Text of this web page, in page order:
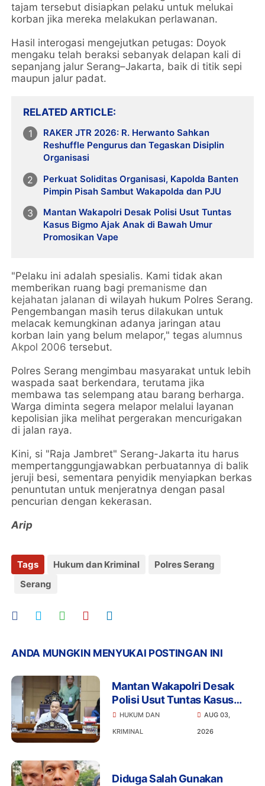
tajam tersebut disiapkan pelaku untuk melukai
korban jika mereka melakukan perlawanan.
Hasil interogasi mengejutkan petugas: Doyok
mengaku telah beraksi sebanyak delapan kali di
sepanjang jalur Serang–Jakarta, baik di titik sepi
maupun jalur padat.
RELATED ARTICLE
RAKER JTR 2026: R. Herwanto Sahkan
Reshuffle Pengurus dan Tegaskan Disiplin
Organisasi
Perkuat Soliditas Organisasi, Kapolda Banten
Pimpin Pisah Sambut Wakapolda dan PJU
Mantan Wakapolri Desak Polisi Usut Tuntas
Kasus Bigmo Ajak Anak di Bawah Umur
Promosikan Vape
"Pelaku ini adalah spesialis. Kami tidak akan
memberikan ruang bagi premanisme dan
kejahatan jalanan di wilayah hukum Polres Serang.
Pengembangan masih terus dilakukan untuk
melacak kemungkinan adanya jaringan atau
korban lain yang belum melapor," tegas alumnus
Akpol 2006 tersebut.
Polres Serang mengimbau masyarakat untuk lebih
waspada saat berkendara, terutama jika
membawa tas selempang atau barang berharga.
Warga diminta segera melapor melalui layanan
kepolisian jika melihat pergerakan mencurigakan
di jalan raya.
Kini, si "Raja Jambret" Serang-Jakarta itu harus
mempertanggungjawabkan perbuatannya di balik
jeruji besi, sementara penyidik menyiapkan berkas
penuntutan untuk menjeratnya dengan pasal
pencurian dengan kekerasan.
Arip
Tags Hukum dan Kriminal
Polres Serang
Serang
ANDA MUNGKIN MENYUKAI POSTINGAN INI
Mantan Wakapolri Desak
Polisi Usut Tuntas Kasus
Bigmo Ajak Anak di Bawah
Umur Promosikan Vape
HUKUM DAN
KRIMINAL
AUG 03,
2026
Diduga Salah Gunakan